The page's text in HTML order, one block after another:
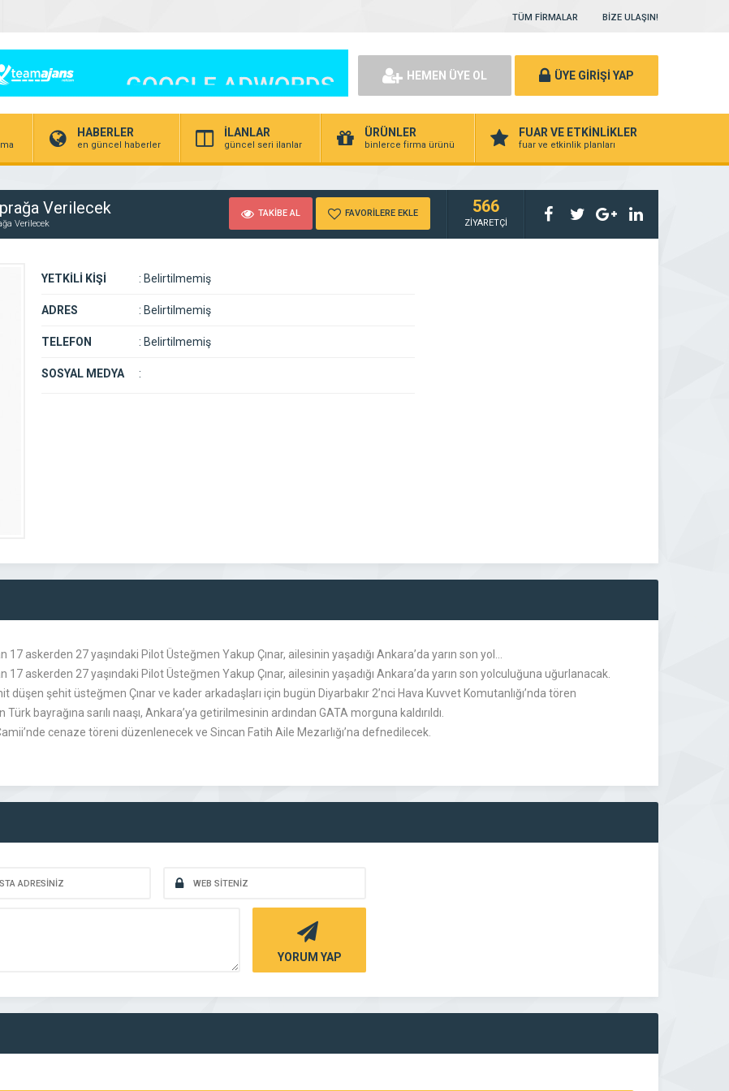
TÜM FİRMALAR BİZE ULAŞIN!
HEMEN ÜYE OL ÜYE GİRİŞİ YAP
HABERLER
en güncel haberler
İLANLAR
güncel seri ilanlar
ÜRÜNLER
binlerce firma ürünü
FUAR VE ETKİNLİKLER
fuar ve etkinlik planları
Verilecek
Verilecek
TAKİBE AL FAVORİLERE EKLE 566
ZİYARETÇİ
YETKİLİ KİŞİ : Belirtilmemiş
ADRES : Belirtilmemiş
TELEFON : Belirtilmemiş
SOSYAL MEDYA :
askerden 27 yaşındaki Pilot Üsteğmen Yakup Çınar, ailesinin yaşadığı Ankara’da yarın son yol…
askerden 27 yaşındaki Pilot Üsteğmen Yakup Çınar, ailesinin yaşadığı Ankara’da yarın son yolculuğuna uğurlanacak
şehit üsteğmen Çınar ve kader arkadaşları için bugün Diyarbakır 2’nci Hava Kuvvet Komutanlığı’nda tören
bayrağına sarılı naaşı, Ankara’ya getirilmesinin ardından GATA morguna kaldırıldı.
cenaze töreni düzenlenecek ve Sincan Fatih Aile Mezarlığı’na defnedilecek.
YORUM YAP